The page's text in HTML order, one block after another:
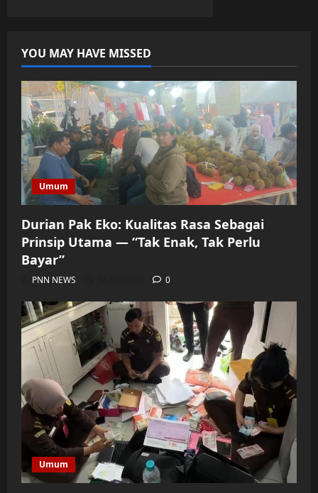
YOU MAY HAVE MISSED
Umum
Durian Pak Eko: Kualitas Rasa Sebagai
Prinsip Utama — “Tak Enak, Tak Perlu
Bayar”
PNN NEWS 0
Umum